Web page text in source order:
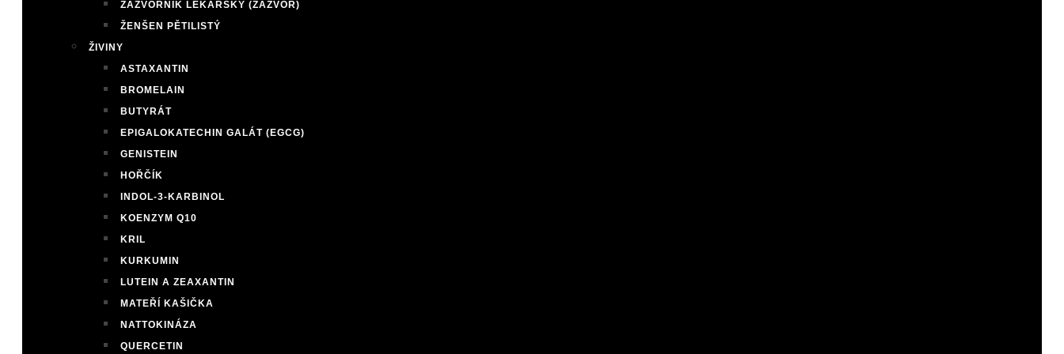
ZÁZVORNÍK LÉKAŘSKÝ (ZÁZVOR)
ŽENŠEN PĚTILISTÝ
ŽIVINY
ASTAXANTIN
BROMELAIN
BUTYRÁT
EPIGALOKATECHIN GALÁT (EGCG)
GENISTEIN
HOŘČÍK
INDOL-3-KARBINOL
KOENZYM Q10
KRIL
KURKUMIN
LUTEIN A ZEAXANTIN
MATEŘÍ KAŠIČKA
NATTOKINÁZA
QUERCETIN